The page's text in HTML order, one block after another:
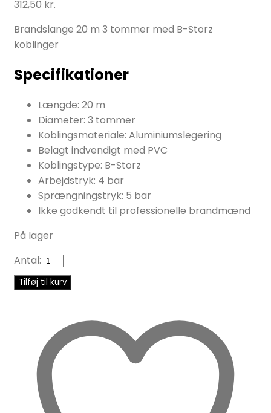
312,50 kr.
Brandslange 20 m 3 tommer med B-Storz
koblinger
Specifikationer
Længde: 20 m
Diameter: 3 tommer
Koblingsmateriale: Aluminiumslegering
Belagt indvendigt med PVC
Koblingstype: B-Storz
Arbejdstryk: 4 bar
Sprængningstryk: 5 bar
Ikke godkendt til professionelle brandmænd
På lager
Antal:
Tilføj til kurv